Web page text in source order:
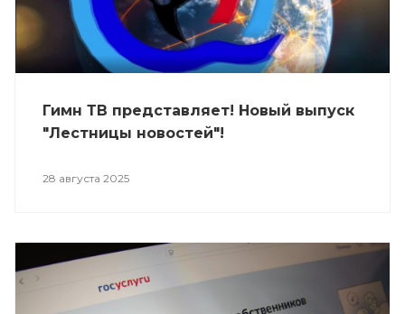
Гимн ТВ представляет! Новый выпуск
"Лестницы новостей"!
28 августа 2025